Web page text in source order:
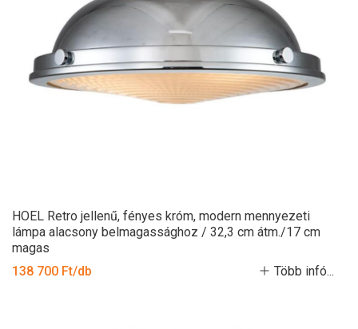
HOEL Retro jellenű, fényes króm, modern mennyezeti
lámpa alacsony belmagassághoz / 32,3 cm átm./17 cm
magas
138 700 Ft/db
Több infó...